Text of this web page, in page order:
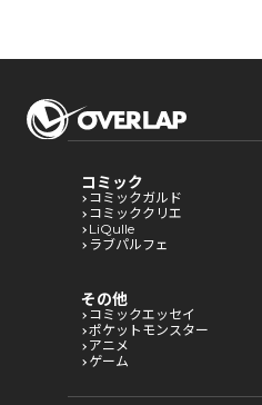
コミック
コミックガルド
コミッククリエ
LiQulle
ラブパルフェ
その他
コミックエッセイ
ポケットモンスター
アニメ
ゲーム